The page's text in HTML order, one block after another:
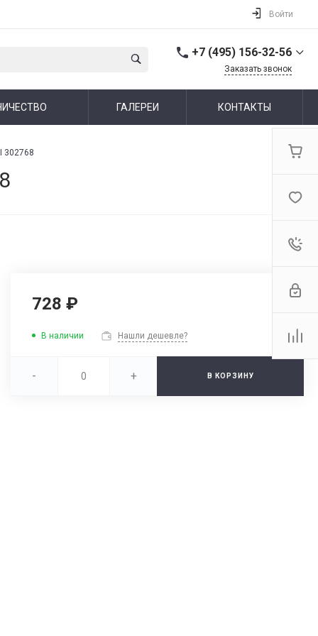
Войти
+7 (495) 156-32-56
г. Москва,
Пн-Пт: 10:00-19:00 Cб-Вс:
Заказать звонок
ГАЛЕРЕИ КОНТАКТЫ
302768
728 ₽
В наличии Нашли дешевле?
- + В КОРЗИНУ